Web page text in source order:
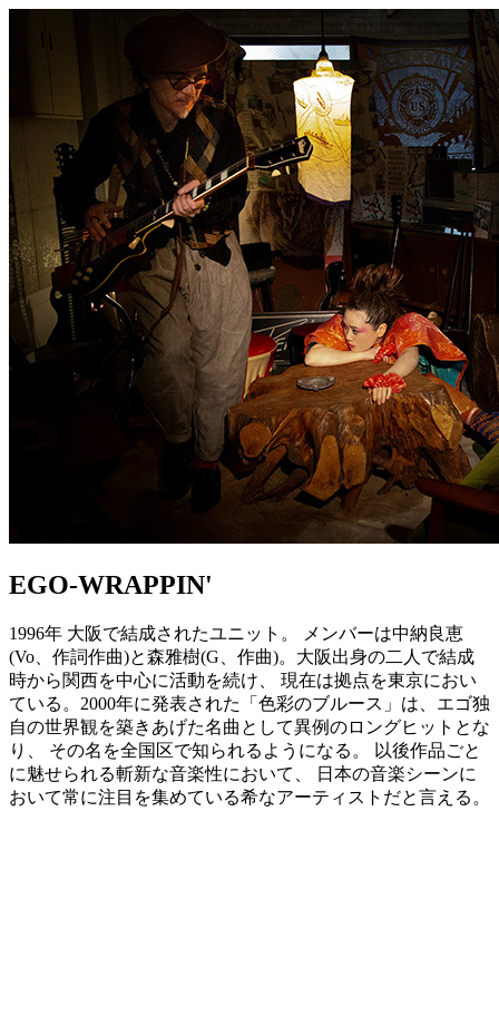
EGO-WRAPPIN'
1996年 大阪で結成されたユニット。 メンバーは中納良恵
(Vo、作詞作曲)と森雅樹(G、作曲)。大阪出身の二人で結成
時から関西を中心に活動を続け、 現在は拠点を東京におい
ている。2000年に発表された「色彩のブルース」は、エゴ独
自の世界観を築きあげた名曲として異例のロングヒットとな
り、 その名を全国区で知られるようになる。 以後作品ごと
に魅せられる斬新な音楽性において、 日本の音楽シーンに
おいて常に注目を集めている希なアーティストだと言える。